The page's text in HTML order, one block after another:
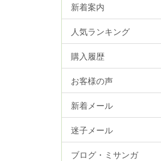
新着案内
人気ランキング
購入履歴
お客様の声
新着メール
迷子メール
ブログ・ミサンガ